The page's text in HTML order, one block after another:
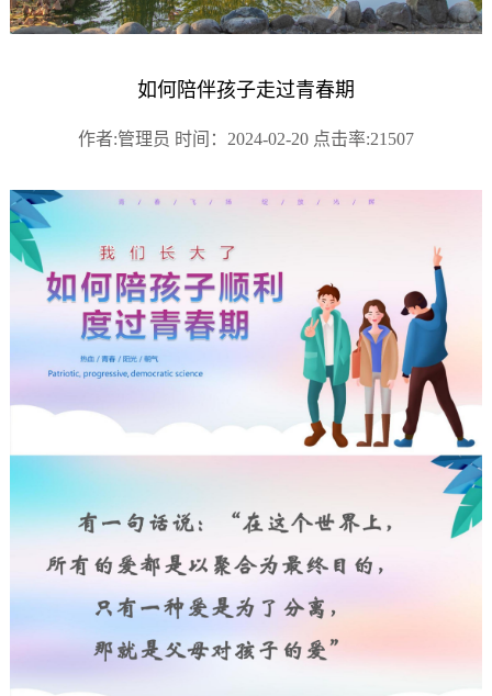
如何陪伴孩子走过青春期
作者:管理员 时间：2024-02-20 点击率:21507